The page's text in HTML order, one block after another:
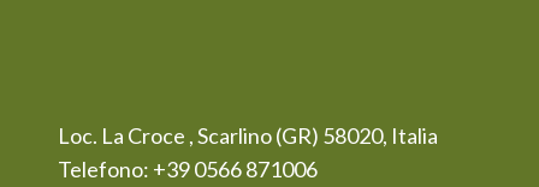
Loc. La Croce , Scarlino (GR) 58020, Italia
Telefono: +39 0566 871006